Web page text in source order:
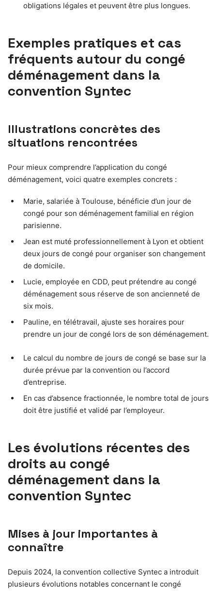
obligations légales et peuvent être plus longues.
Exemples pratiques et cas
fréquents autour du congé
déménagement dans la
convention Syntec
Illustrations concrètes des
situations rencontrées
Pour mieux comprendre l’application du congé
déménagement, voici quatre exemples concrets :
Marie, salariée à Toulouse, bénéficie d’un jour de
congé pour son déménagement familial en région
parisienne.
Jean est muté professionnellement à Lyon et obtient
deux jours de congé pour organiser son changement
de domicile.
Lucie, employée en CDD, peut prétendre au congé
déménagement sous réserve de son ancienneté de
six mois.
Pauline, en télétravail, ajuste ses horaires pour
prendre un jour de congé lors de son déménagement.
Le calcul du nombre de jours de congé se base sur la
durée prévue par la convention ou l’accord
d’entreprise.
En cas d’absence fractionnée, le nombre total de jours
doit être justifié et validé par l’employeur.
Les évolutions récentes des
droits au congé
déménagement dans la
convention Syntec
Mises à jour importantes à
connaître
Depuis 2024, la convention collective Syntec a introduit
plusieurs évolutions notables concernant le congé